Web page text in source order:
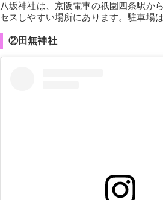
八坂神社は、京阪電車の祇園四条駅か
セスしやすい場所にあります。駐車場
②田無神社